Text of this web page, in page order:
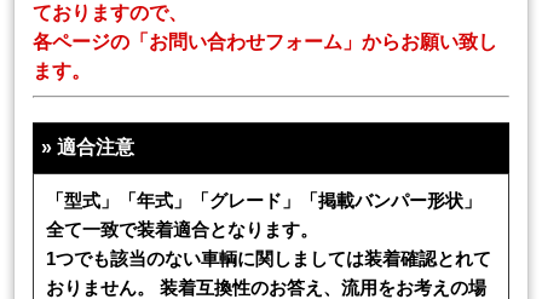
ておりますので、
各ページの「お問い合わせフォーム」からお願い致し
ます。
»適合注意
「型式」「年式」「グレード」「掲載バンパー形状」
全て一致で装着適合となります。
1つでも該当のない車輌に関しましては装着確認とれて
おりません。 装着互換性のお答え、流用をお考えの場